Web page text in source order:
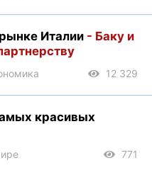
Италии - Баку и
12 329
красивых
771